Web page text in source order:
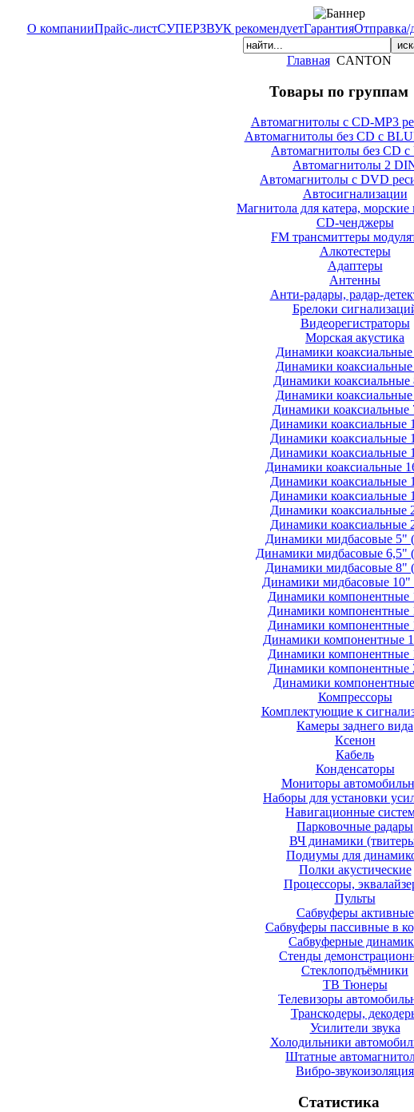
О компанииПрайс-листСУПЕРЗВУК рекомендуетГарантияОтправка/
Главная CANTON
Товары по группам
Автомагнитолы с CD-MP3
Автомагнитолы без CD с
Автомагнитолы без CD с
Автомагнитолы 2
Автомагнитолы с DVD
Автосигнализации
Магнитола для катера,
CD-ченджеры
FM трансмиттеры
Алкотестеры
Адаптеры
Антенны
Анти-радары, радар-
Брелоки
Видеорегистраторы
Морская акустика
Динамики коаксиальные
Динамики коаксиальные
Динамики коаксиальные
Динамики коаксиальные
Динамики коаксиальные
Динамики коаксиальные
Динамики коаксиальные
Динамики коаксиальные
Динамики коаксиальные
Динамики коаксиальные
Динамики коаксиальные
Динамики коаксиальные
Динамики коаксиальные
Динамики мидбасовые 5"
Динамики мидбасовые 6,5"
Динамики мидбасовые 8"
Динамики мидбасовые 10"
Динамики компонентные
Динамики компонентные
Динамики компонентные
Динамики компонентные
Динамики компонентные
Динамики компонентные
Динамики
Компрессоры
Комплектующие к
Камеры заднего вида
Ксенон
Кабель
Конденсаторы
Мониторы
Наборы для установки
Навигационные
Парковочные радары
ВЧ динамики
Подиумы для
Полки акустические
Процессоры,
Пульты
Сабвуферы активные
Сабвуферы пассивные в
Сабвуферные
Стенды
Стеклоподъёмники
ТВ Тюнеры
Телевизоры
Транскодеры,
Усилители звука
Холодильники
Штатные
Вибро-звукоизоляция
Статистика